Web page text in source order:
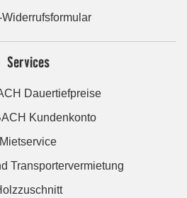
Widerrufsformular
Services
Dauertiefpreise
Kundenkonto
Mietservice
Transportervermietung